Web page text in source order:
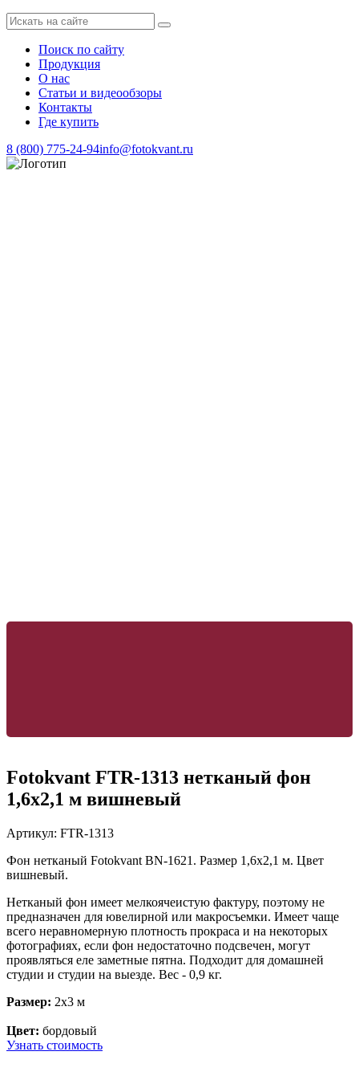
Поиск по сайту
Продукция
О нас
Статьи и видеообзоры
Контакты
Где купить
8 (800) 775-24-94info@fotokvant.ru
Fotokvant FTR-1313 нетканый фон
1,6х2,1 м вишневый
Артикул: FTR-1313
Фон нетканый Fotokvant BN-1621. Размер 1,6х2,1 м. Цвет
вишневый.
Нетканый фон имеет мелкоячеистую фактуру, поэтому не
предназначен для ювелирной или макросъемки. Имеет чаще
всего неравномерную плотность прокраса и на некоторых
фотографиях, если фон недостаточно подсвечен, могут
проявляться еле заметные пятна. Подходит для домашней
студии и студии на выезде. Вес - 0,9 кг.
Размер: 2x3 м
Цвет: бордовый
Узнать стоимость